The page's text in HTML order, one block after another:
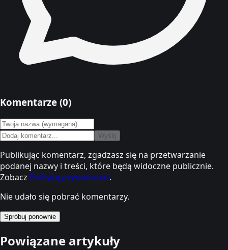
Komentarze (0)
Wyślij
Publikując komentarz, zgadzasz się na przetwarzanie
podanej nazwy i treści, które będą widoczne publicznie.
Zobacz Politykę prywatności.
Nie udało się pobrać komentarzy.
Spróbuj ponownie
Powiązane artykuły